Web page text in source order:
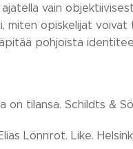
vain
opiskelijat
pohjoista
on tilansa. Schildts &
Lönnrot. Like.